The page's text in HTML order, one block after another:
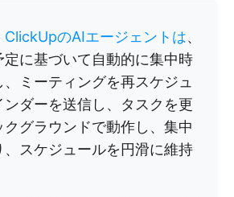
ClickUpのAIエージェントは、
定に基づいて自動的に集中時
ミーティングを再スケジュ
ダーを送信し、タスクを更
グラウンドで動作し、集中
スケジュールを円滑に維持